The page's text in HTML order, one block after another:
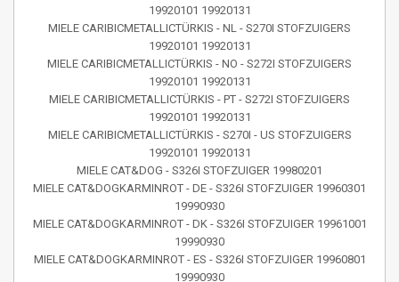
19920101 19920131
MIELE CARIBICMETALLICTÜRKIS - NL - S270I STOFZUIGERS
19920101 19920131
MIELE CARIBICMETALLICTÜRKIS - NO - S272I STOFZUIGERS
19920101 19920131
MIELE CARIBICMETALLICTÜRKIS - PT - S272I STOFZUIGERS
19920101 19920131
MIELE CARIBICMETALLICTÜRKIS - S270I - US STOFZUIGERS
19920101 19920131
MIELE CAT&DOG - S326I STOFZUIGER 19980201
MIELE CAT&DOGKARMINROT - DE - S326I STOFZUIGER 19960301
19990930
MIELE CAT&DOGKARMINROT - DK - S326I STOFZUIGER 19961001
19990930
MIELE CAT&DOGKARMINROT - ES - S326I STOFZUIGER 19960801
19990930